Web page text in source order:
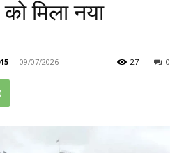
मिला नया
- 09/07/2026 0
27